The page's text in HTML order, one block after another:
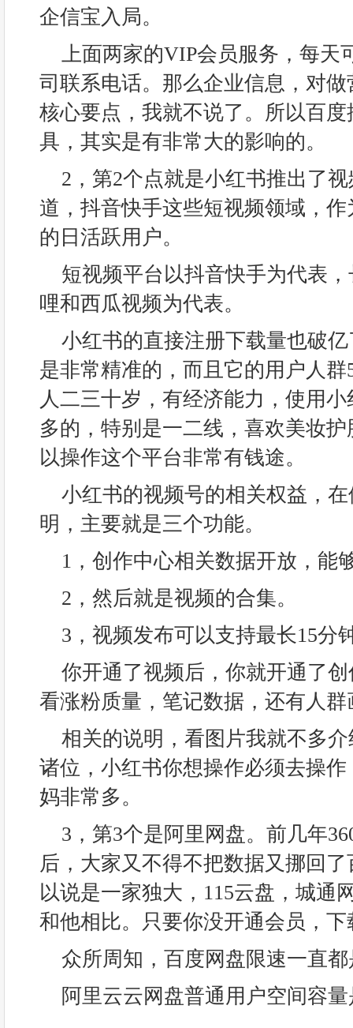
企信宝入局。
上面两家的VIP会员服务，每天
司联系电话。那么企业信息，对
核心要点，我就不说了。所以百
具，其实是有非常大的影响的。
2，第2个点就是小红书推出了
道，抖音快手这些短视频领域，
的日活跃用户。
短视频平台以抖音快手为代表
哩和西瓜视频为代表。
小红书的直接注册下载量也破
是非常精准的，而且它的用户人
人二三十岁，有经济能力，使用
多的，特别是一二线，喜欢美妆
以操作这个平台非常有钱途。
小红书的视频号的相关权益，
明，主要就是三个功能。
1，创作中心相关数据开放，能
2，然后就是视频的合集。
3，视频发布可以支持最长15分
你开通了视频后，你就开通了
看涨粉质量，笔记数据，还有人群
相关的说明，看图片我就不多
诸位，小红书你想操作必须去操
妈非常多。
3，第3个是阿里网盘。前几年
后，大家又不得不把数据又挪回
以说是一家独大，115云盘，城通
和他相比。只要你没开通会员，
众所周知，百度网盘限速一直
阿里云云网盘普通用户空间容量